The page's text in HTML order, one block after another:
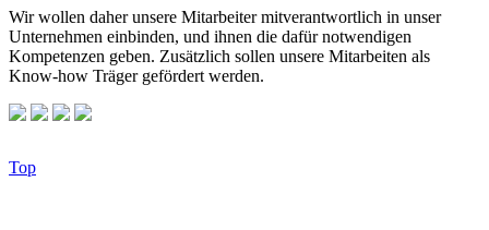
Wir wollen daher unsere Mitarbeiter mitverantwortlich in unser
Unternehmen einbinden, und ihnen die dafür notwendigen
Kompetenzen geben. Zusätzlich sollen unsere Mitarbeiten als
Know-how Träger gefördert werden.
Top